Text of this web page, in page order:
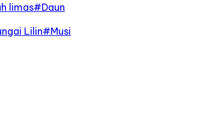
limas#Daun
Lilin#Musi